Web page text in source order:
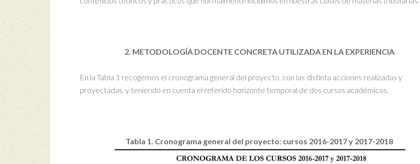
2. METODOLOGÍA DOCENTE CONCRETA UTILIZADA EN LA EXPERIENCIA
En la Tabla 1 recogemos el cronograma general del proyecto, con las distinta acciones realizadas y
proyectadas, y teniendo en cuenta el referido horizonte temporal de dos cursos académicos.
Tabla 1. Cronograma general del proyecto: cursos 2016-2017 y 2017-2018